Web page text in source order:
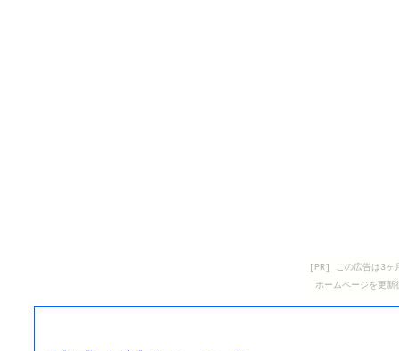
[PR] この広告は3ヶ
ホームページを更新